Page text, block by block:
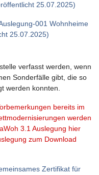
25.07.2025)
001 Wohnheime
25.07.2025)
verfasst werden, wenn
Sonderfälle gibt, die so
werden konnten.
bereits im
werden
3.1 Auslegung hier
zum Download
Zertifikat für